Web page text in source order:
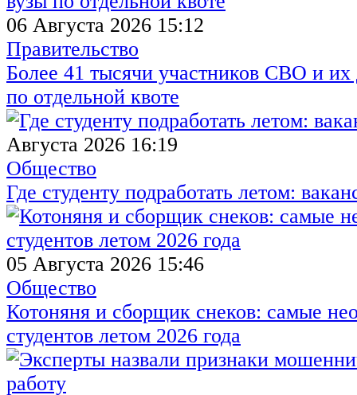
06 Августа 2026 15:12
Правительство
Более 41 тысячи участников СВО и их
по отдельной квоте
Августа 2026 16:19
Общество
Где студенту подработать летом:
05 Августа 2026 15:46
Общество
Котоняня и сборщик снеков: самые
студентов летом 2026 года